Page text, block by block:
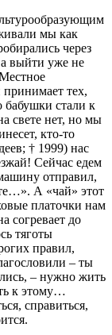
мы как
через
а выйти уже не
тех,
бабушки стали к
свете нет, но мы
кто-­то
† 1999) нас
Сейчас едем
отправил,
А «чай» этот
платочки нам
согревает до
тяготы
правил,
– ты
– нужно жить
к этому…
справиться,